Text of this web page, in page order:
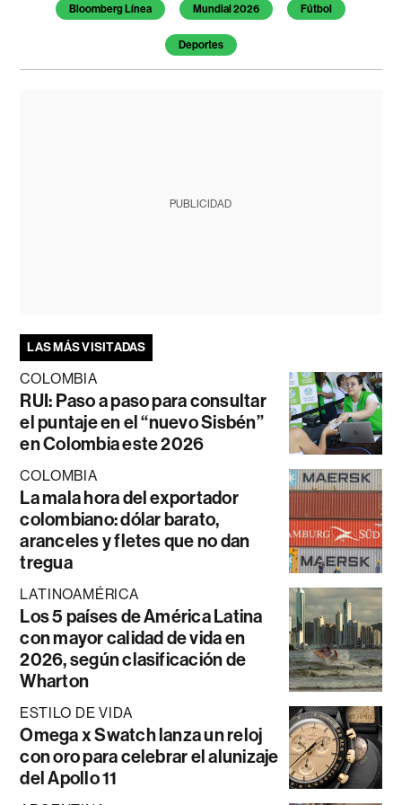
Bloomberg Línea Mundial 2026 Fútbol
Deportes
PUBLICIDAD
LAS MÁS VISITADAS
COLOMBIA
RUI: Paso a paso para consultar
el puntaje en el “nuevo Sisbén”
en Colombia este 2026
COLOMBIA
La mala hora del exportador
colombiano: dólar barato,
aranceles y fletes que no dan
tregua
LATINOAMÉRICA
Los 5 países de América Latina
con mayor calidad de vida en
2026, según clasificación de
Wharton
ESTILO DE VIDA
Omega x Swatch lanza un reloj
con oro para celebrar el alunizaje
del Apollo 11